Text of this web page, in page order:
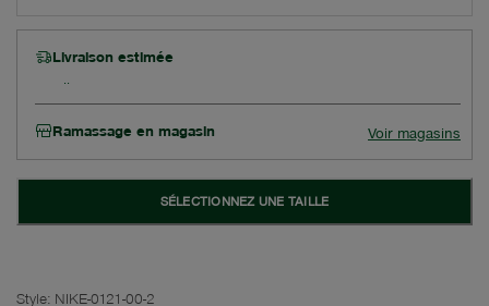
Livraison estimée
Ramassage en magasin Voir magasins
SÉLECTIONNEZ UNE TAILLE
Style: NIKE-0121-00-2